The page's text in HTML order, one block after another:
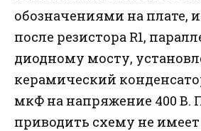
обозначениями на плате,
после резистора R1,
диодному мосту,
керамический
мкФ на напряжение 400 В.
приводить схему не